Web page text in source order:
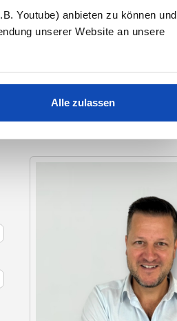
Youtube) anbieten zu können und
unserer Website an unsere
Alle zulassen